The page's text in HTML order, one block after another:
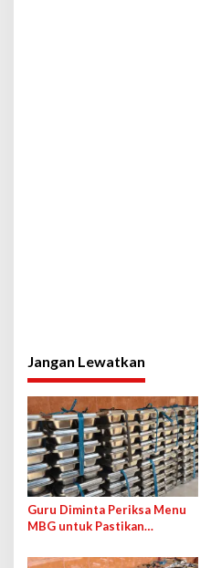
Jangan Lewatkan
Guru Diminta Periksa Menu
MBG untuk Pastikan
Siswa